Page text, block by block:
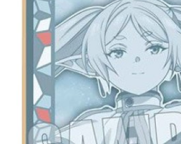
每筆NT$220
黑貓宅配-貨到付款
每筆NT$150